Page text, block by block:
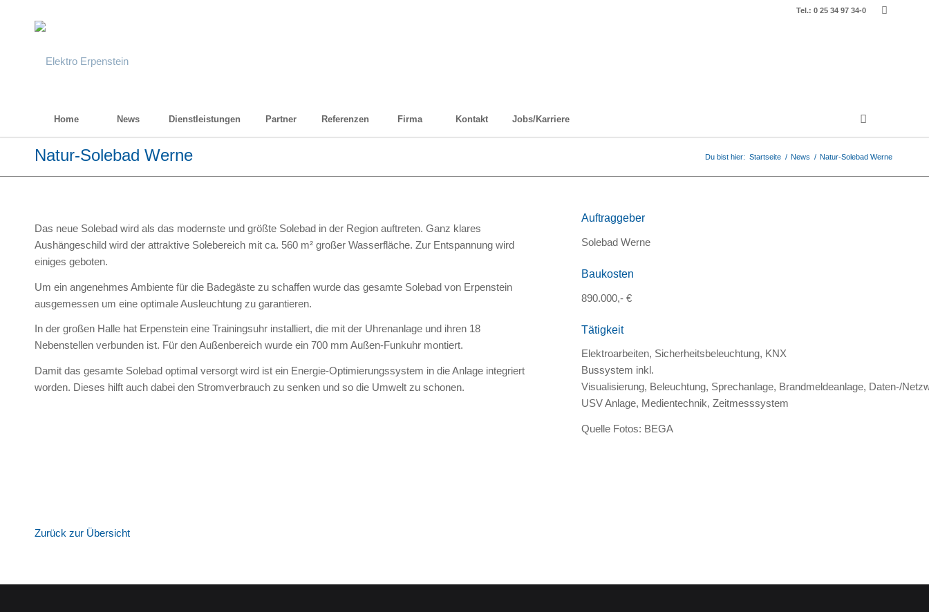
Tel.: 0 25 34 97 34-0
Home News Dienstleistungen Partner Referenzen Firma Kontakt Jobs/Karriere
Natur-Solebad Werne Du bist hier: Startseite / News / Natur-Solebad Werne
Das neue Solebad wird als das modernste und größte Solebad in der Region auftreten. Ganz klares
Aushängeschild wird der attraktive Solebereich mit ca. 560 m² großer Wasserfläche. Zur Entspannung wird
einiges geboten.
Um ein angenehmes Ambiente für die Badegäste zu schaffen wurde das gesamte Solebad von Erpenstein
ausgemessen um eine optimale Ausleuchtung zu garantieren.
In der großen Halle hat Erpenstein eine Trainingsuhr installiert, die mit der Uhrenanlage und ihren 18
Nebenstellen verbunden ist. Für den Außenbereich wurde ein 700 mm Außen-Funkuhr montiert.
Damit das gesamte Solebad optimal versorgt wird ist ein Energie-Optimierungssystem in die Anlage integriert
worden. Dieses hilft auch dabei den Stromverbrauch zu senken und so die Umwelt zu schonen.
Auftraggeber
Solebad Werne
Baukosten
890.000,- €
Tätigkeit
Elektroarbeiten, Sicherheitsbeleuchtung, KNX
Bussystem inkl.
Visualisierung, Beleuchtung, Sprechanlage, Brandmeldeanlage, Daten-/
USV Anlage, Medientechnik, Zeitmesssystem
Quelle Fotos: BEGA
Zurück zur Übersicht